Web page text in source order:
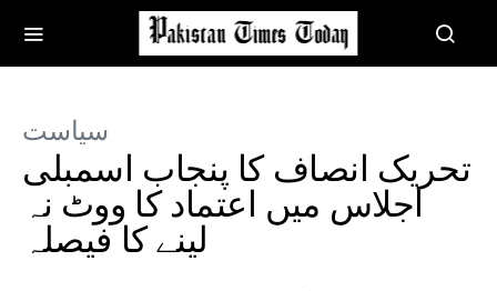
سیاست
تحریک انصاف کا پنجاب اسمبلی
اجلاس میں اعتماد کا ووٹ نہ
لینے کا فیصلہ